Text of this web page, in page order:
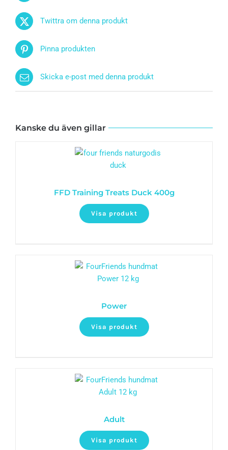
Twittra om denna produkt
Pinna produkten
Skicka e-post med denna produkt
Kanske du även gillar
FFD Training Treats Duck 400g
Visa produkt
Power
Visa produkt
Adult
Visa produkt